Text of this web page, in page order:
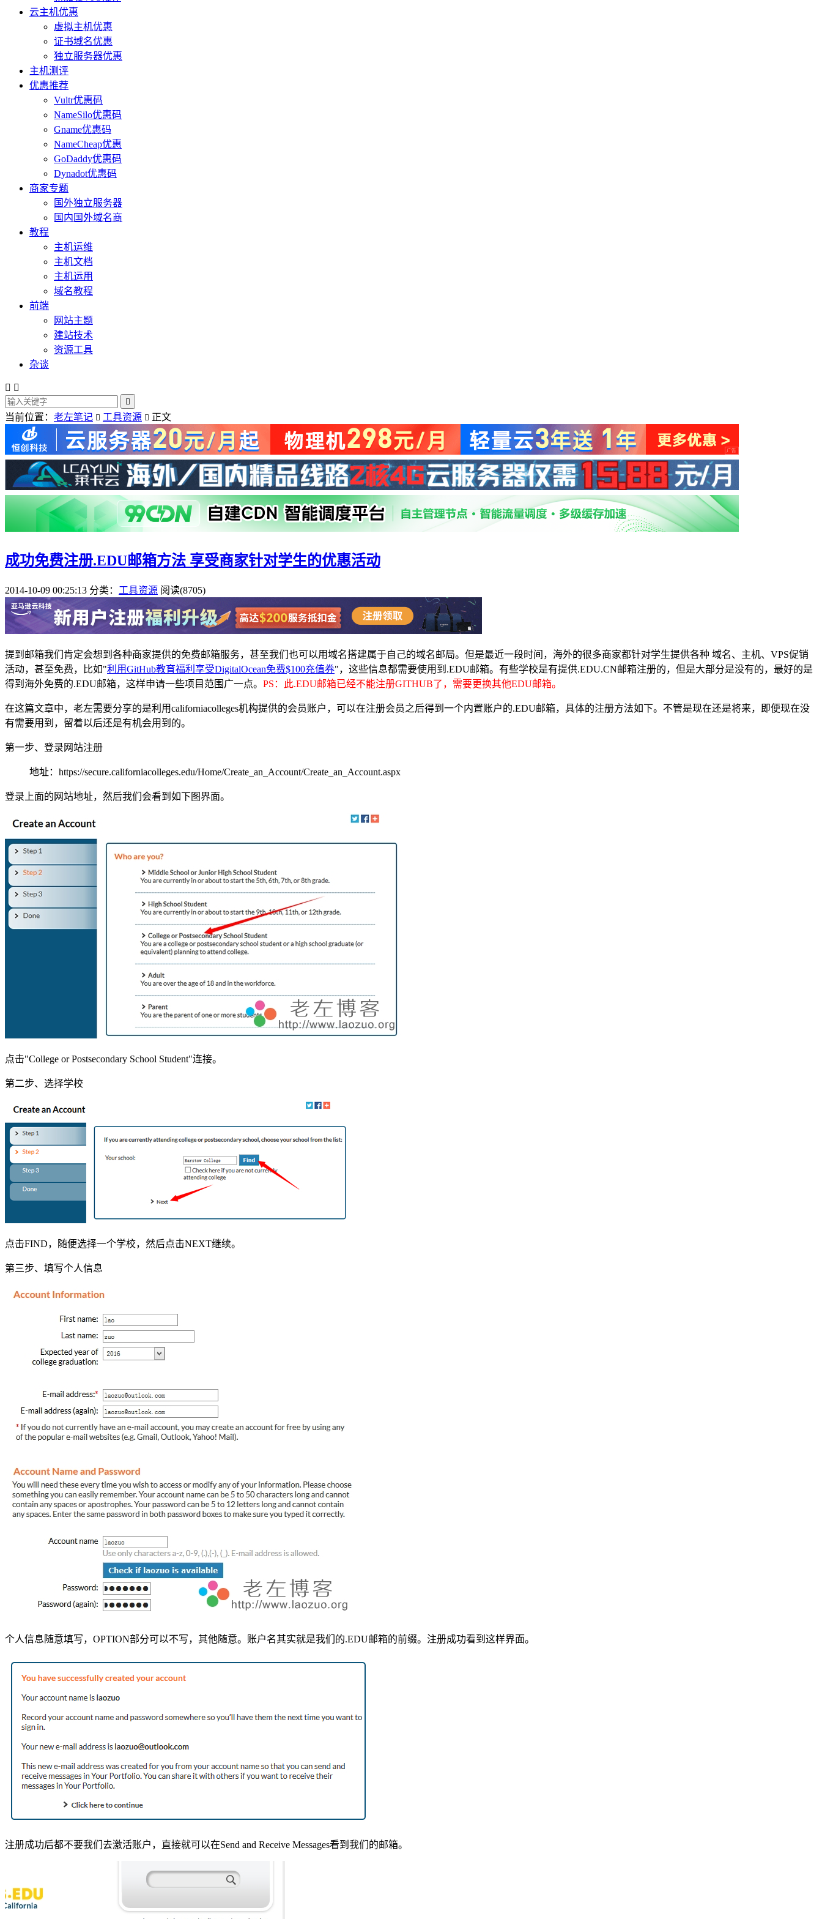
云主机优惠
虚拟主机优惠
证书域名优惠
独立服务器优惠
主机测评
优惠推荐
Vultr优惠码
NameSilo优惠码
Gname优惠码
NameCheap优惠
GoDaddy优惠码
Dynadot优惠码
商家专题
国外独立服务器
国内国外域名商
教程
主机运维
主机文档
主机运用
域名教程
前端
网站主题
建站技术
资源工具
杂谈
 

当前位置： 老左笔记  工具资源  正文
成功免费注册.EDU邮箱方法 享受商家针对学生的优惠活动
2014-10-09 00:25:13 分类： 工具资源 阅读(8705)
提到邮箱我们肯定会想到各种商家提供的免费邮箱服务，甚至我们也可以用域名搭建属于自己的域名邮局。但是最近一段时间，海外的很多商家都针对学生提供各种 域名、主机、VPS促销
活动，甚至免费，比如"利用GitHub教育福利享受DigitalOcean免费$100充值券"，这些信息都需要使用到.EDU邮箱。有些学校是有提供.EDU.CN邮箱注册的，但是大部分是没有的，最好的是
得到海外免费的.EDU邮箱，这样申请一些项目范围广一点。 PS：此.EDU邮箱已经不能注册GITHUB了，需要更换其他EDU邮箱。
在这篇文章中，老左需要分享的是利用californiacolleges机构提供的会员账户，可以在注册会员之后得到一个内置账户的.EDU邮箱，具体的注册方法如下。不管是现在还是将来，即便现在没
有需要用到，留着以后还是有机会用到的。
第一步、登录网站注册
地址：https://secure.californiacolleges.edu/Home/Create_an_Account/Create_an_Account.aspx
登录上面的网站地址，然后我们会看到如下图界面。
点击"College or Postsecondary School Student"连接。
第二步、选择学校
点击FIND，随便选择一个学校，然后点击NEXT继续。
第三步、填写个人信息
个人信息随意填写，OPTION部分可以不写，其他随意。账户名其实就是我们的.EDU邮箱的前缀。注册成功看到这样界面。
注册成功后都不要我们去激活账户，直接就可以在Send and Receive Messages看到我们的邮箱。